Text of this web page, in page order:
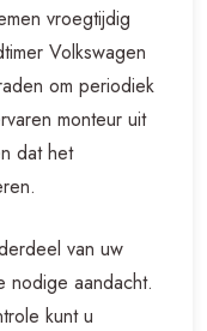
vroegtijdig
Volkswagen
om periodiek
monteur uit
dat het
van uw
nodige aandacht.
kunt u